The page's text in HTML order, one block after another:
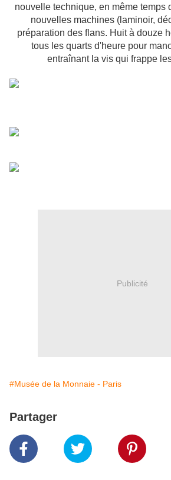
nouvelle technique, en même temps
nouvelles machines (laminoir,
préparation des flans. Huit à douze
tous les quarts d'heure pour
entraînant la vis qui frappe
Publicité
#Musée de la Monnaie - Paris
Partager